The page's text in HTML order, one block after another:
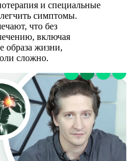
и специальные
симптомы.
что без
включая
образа жизни,
сложно.